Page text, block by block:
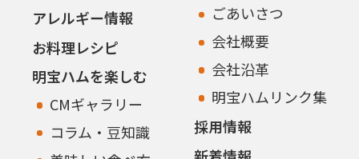
アレルギー情報
お料理レシピ
明宝ハムを楽しむ
CMギャラリー
コラム・豆知識
ごあいさつ
会社概要
会社沿革
明宝ハムリンク集
採用情報